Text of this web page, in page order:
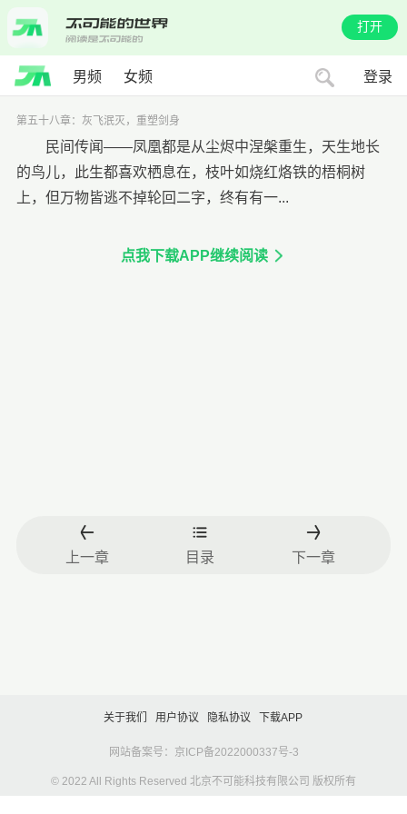
打开
男频 女频 登录
第五十八章：灰飞泯灭，重塑剑身
民间传闻——凤凰都是从尘烬中涅槃重生，天生地长
的鸟儿，此生都喜欢栖息在，枝叶如烧红烙铁的梧桐树
上，但万物皆逃不掉轮回二字，终有有一...
点我下载APP继续阅读
上一章 目录 下一章
关于我们 用户协议 隐私协议 下载APP
网站备案号：京ICP备2022000337号-3
© 2022 All Rights Reserved 北京不可能科技有限公司 版权所有